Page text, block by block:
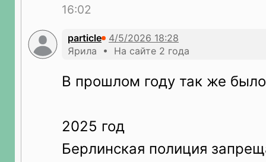
16:02
particle
Ярила • На сайте 2 года
В прошлом году так же
2025 год
Берлинская полиция